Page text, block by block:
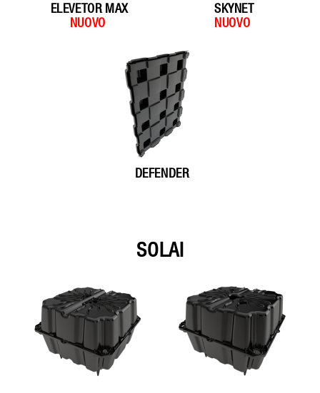
ELEVETOR MAX SKYNET
DEFENDER
SOLAI